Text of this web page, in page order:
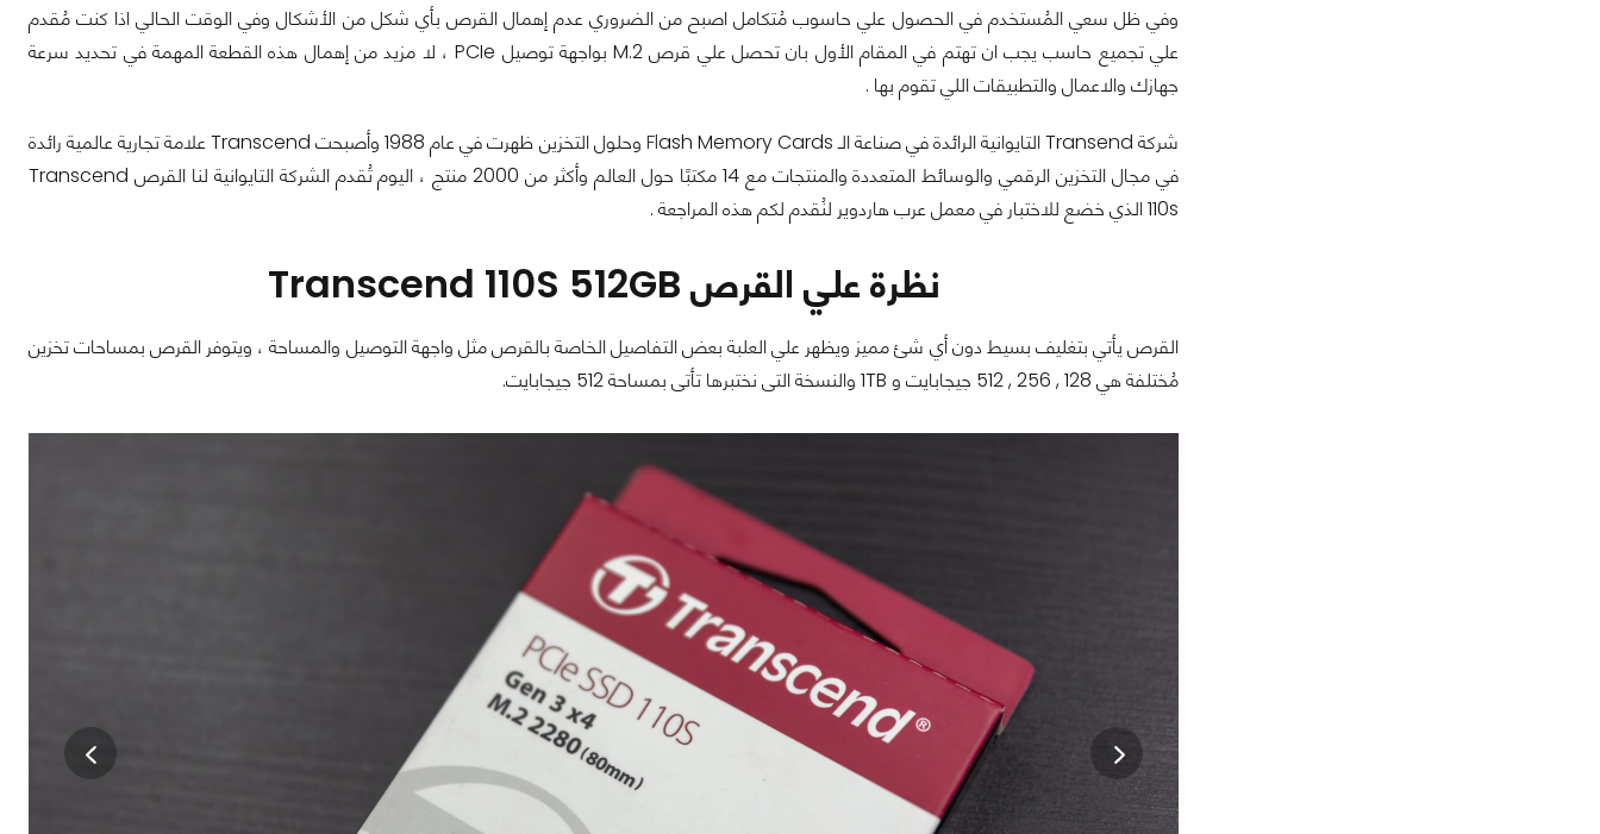
وفي ظل سعي المُستخدم في الحصول علي حاسوب مُتكامل اصبح من الضروري عدم إهمال القرص بأي شكل من الأشكال وفي الوقت الحالي اذا كنت مُقدم
علي تجميع حاسب يجب ان تهتم في المقام الأول بان تحصل علي قرص M.2 بواجهة توصيل PCIe ، لا مزيد من إهمال هذه القطعة المهمة في تحديد سرعة
جهازك والاعمال والتطبيقات اللي تقوم بها .
شركة Transend التايوانية الرائدة في صناعة الـ Fl
ash Memory Cards وحلول التخزين ظهرت في عام 1988 وأصبحت Transcend علامة تجارية عالمية رائدة
في مجال التخزين الرقمي والوسائط المتعددة والمنتجات مع 14 مكتبًا حول العالم وأكثر من 2000 منتج ، اليوم تُقدم الشركة التايوانية لنا القرص Transcend
110s الذي خضع للاختبار في معمل عرب هاردوير لنُقدم لكم هذه المراجعة .
نظرة علي القرص Transcend 110S 512GB
القرص يأتي بتغليف بسيط دون أي شئ مميز ويظهر علي العلبة بعض التفاصيل الخاصة بالقرص مثل واجهة التوصيل والمساحة ، ويتوفر القرص بمساحات تخزين
مُختلفة هي 128 , 256 , 512 جيجابايت و 1TB والنسخة التى نختبرها تأتى بمساحة 512 جيجابايت.